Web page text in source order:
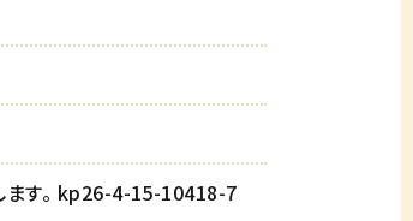
す。 kp26-4-15-10418-7